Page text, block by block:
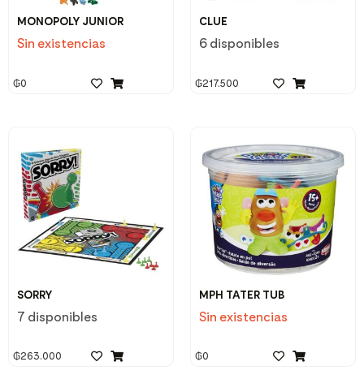
MONOPOLY JUNIOR
Sin existencias
₲0
CLUE
6 disponibles
₲217.500
SORRY
7 disponibles
₲263.000
MPH TATER TUB
Sin existencias
₲0